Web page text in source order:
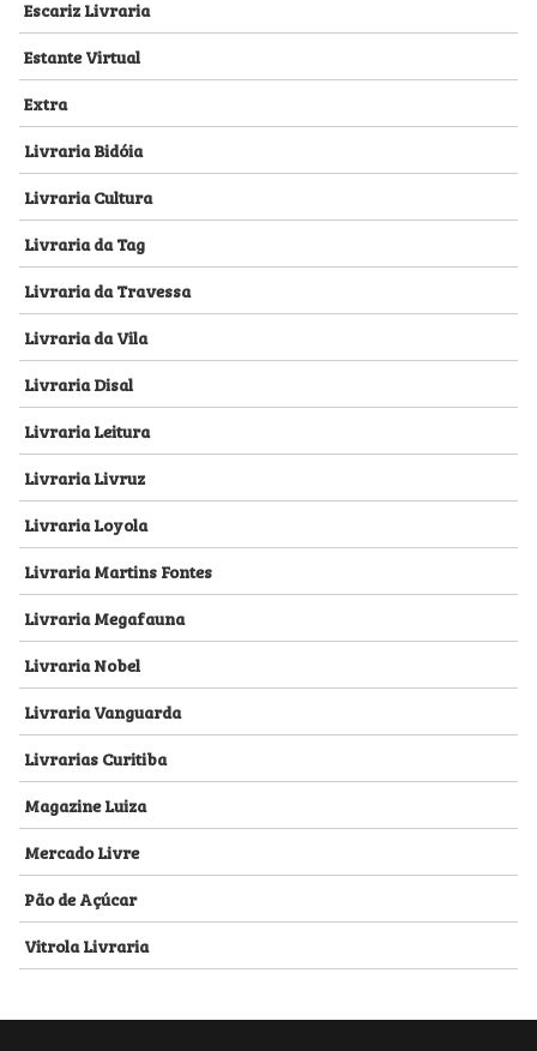
Escariz Livraria
Estante Virtual
Extra
Livraria Bidóia
Livraria Cultura
Livraria da Tag
Livraria da Travessa
Livraria da Vila
Livraria Disal
Livraria Leitura
Livraria Livruz
Livraria Loyola
Livraria Martins Fontes
Livraria Megafauna
Livraria Nobel
Livraria Vanguarda
Livrarias Curitiba
Magazine Luiza
Mercado Livre
Pão de Açúcar
Vitrola Livraria